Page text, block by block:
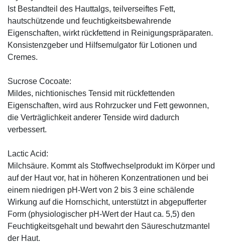
Ist Bestandteil des Hauttalgs, teilverseiftes Fett,
hautschützende und feuchtigkeitsbewahrende
Eigenschaften, wirkt rückfettend in Reinigungspräparaten.
Konsistenzgeber und Hilfsemulgator für Lotionen und
Cremes.
Sucrose Cocoate:
Mildes, nichtionisches Tensid mit rückfettenden
Eigenschaften, wird aus Rohrzucker und Fett gewonnen,
die Verträglichkeit anderer Tenside wird dadurch
verbessert.
Lactic Acid:
Milchsäure. Kommt als Stoffwechselprodukt im Körper und
auf der Haut vor, hat in höheren Konzentrationen und bei
einem niedrigen pH-Wert von 2 bis 3 eine schälende
Wirkung auf die Hornschicht, unterstützt in abgepufferter
Form (physiologischer pH-Wert der Haut ca. 5,5) den
Feuchtigkeitsgehalt und bewahrt den Säureschutzmantel
der Haut.